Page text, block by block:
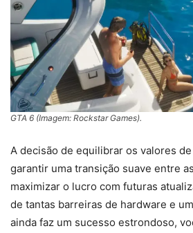
GTA 6 (Imagem: Rockstar Games).
A decisão de equilibrar os valores
garantir uma transição suave entre
maximizar o lucro com futuras
de tantas barreiras de hardware e
ainda faz um sucesso estrondoso,